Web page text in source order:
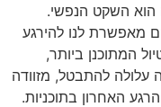
השקט הנפשי.
מאפשרת לנו להירגע
המתוכנן ביותר,
עלולה להתבטל, מזוודה
האחרון בתוכניות.